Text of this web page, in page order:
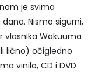
je svima
Nismo sigurni,
vlasnika Wakuuma
lično) očigledno
vinila, CD i DVD